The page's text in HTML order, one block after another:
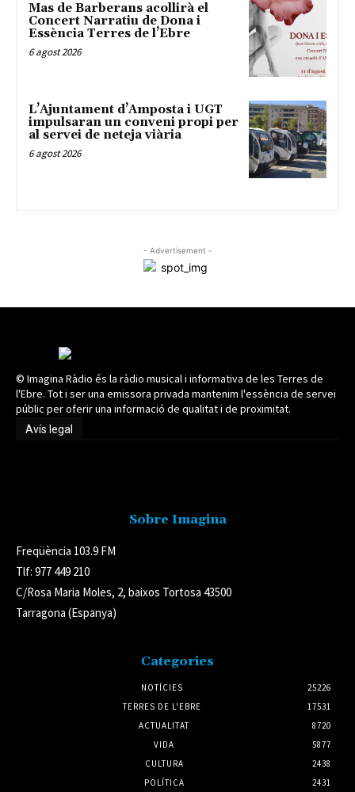
Mas de Barberans acollirà el
Concert Narratiu de Dona i
Essència Terres de l’Ebre
6 agost 2026
L’Ajuntament d’Amposta i UGT
impulsaran un conveni propi per
al servei de neteja viària
6 agost 2026
- Advertisement -
© Imagina Ràdio és la ràdio musical i informativa de les Terres de
l'Ebre. Tot i ser una emissora privada mantenim l'essència de servei
públic per oferir una informació de qualitat i de proximitat.
Avís legal
Sobre Imagina
Freqüència 103.9 FM
Tlf: 977 449 210
C/Rosa Maria Moles, 2, baixos Tortosa 43500
Tarragona (Espanya)
Categories
NOTÍCIES
25226
TERRES DE L'EBRE
17531
ACTUALITAT
8720
VIDA
5877
CULTURA
2438
POLÍTICA
2431